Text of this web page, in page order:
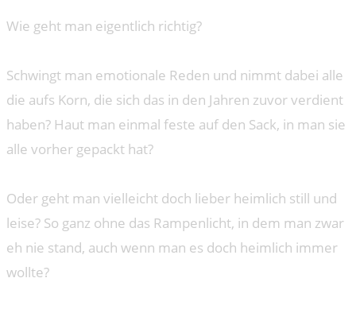
Wie geht man eigentlich richtig?
Schwingt man emotionale Reden und nimmt dabei alle
die aufs Korn, die sich das in den Jahren zuvor verdient
haben? Haut man einmal feste auf den Sack, in man sie
alle vorher gepackt hat?
Oder geht man vielleicht doch lieber heimlich still und
leise? So ganz ohne das Rampenlicht, in dem man zwar
eh nie stand, auch wenn man es doch heimlich immer
wollte?